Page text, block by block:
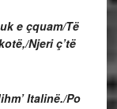
e çquam/Të
Njeri ç’të
Italinë./Po